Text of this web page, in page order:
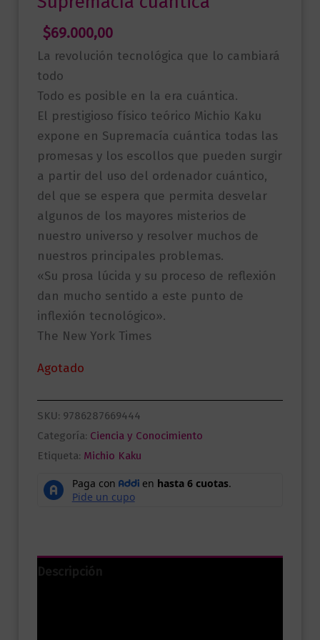
$69.000,00
La revolución tecnológica que lo cambiará
todo
Todo es posible en la era cuántica.
El prestigioso físico teórico Michio Kaku
expone en Supremacía cuántica todas las
promesas y los escollos que pueden surgir
a partir del uso del ordenador cuántico,
del que se espera que permita desvelar
algunos de los mayores misterios de
nuestro universo y resolver muchos de
nuestros principales problemas.
«Su prosa lúcida y su proceso de reflexión
dan mucho sentido a este punto de
inflexión tecnológico».
The New York Times
Agotado
SKU: 9786287669444
Categoría: Ciencia y Conocimiento
Etiqueta: Michio Kaku
Descripción